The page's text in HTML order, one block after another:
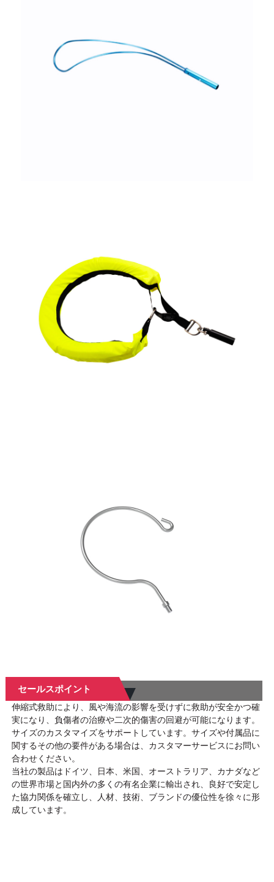
セールスポイント
伸縮式救助により、風や海流の影響を受けずに救助が安全かつ確
実になり、負傷者の治療や二次的傷害の回避が可能になります。
サイズのカスタマイズをサポートしています。サイズや付属品に
関するその他の要件がある場合は、カスタマーサービスにお問い
合わせください。
当社の製品はドイツ、日本、米国、オーストラリア、カナダなど
の世界市場と国内外の多くの有名企業に輸出され、良好で安定し
た協力関係を確立し、人材、技術、ブランドの優位性を徐々に形
成しています。